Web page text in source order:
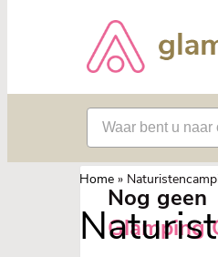
Home »
Nog geen
Glamping